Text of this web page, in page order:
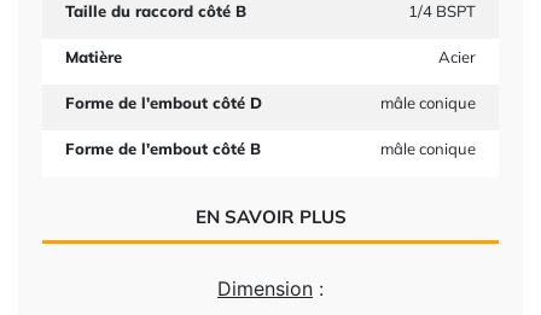
Taille du raccord côté B 1/4 BSPT
Matière Acier
Forme de l'embout côté D mâle conique
Forme de l'embout côté B mâle conique
EN SAVOIR PLUS
Dimension :